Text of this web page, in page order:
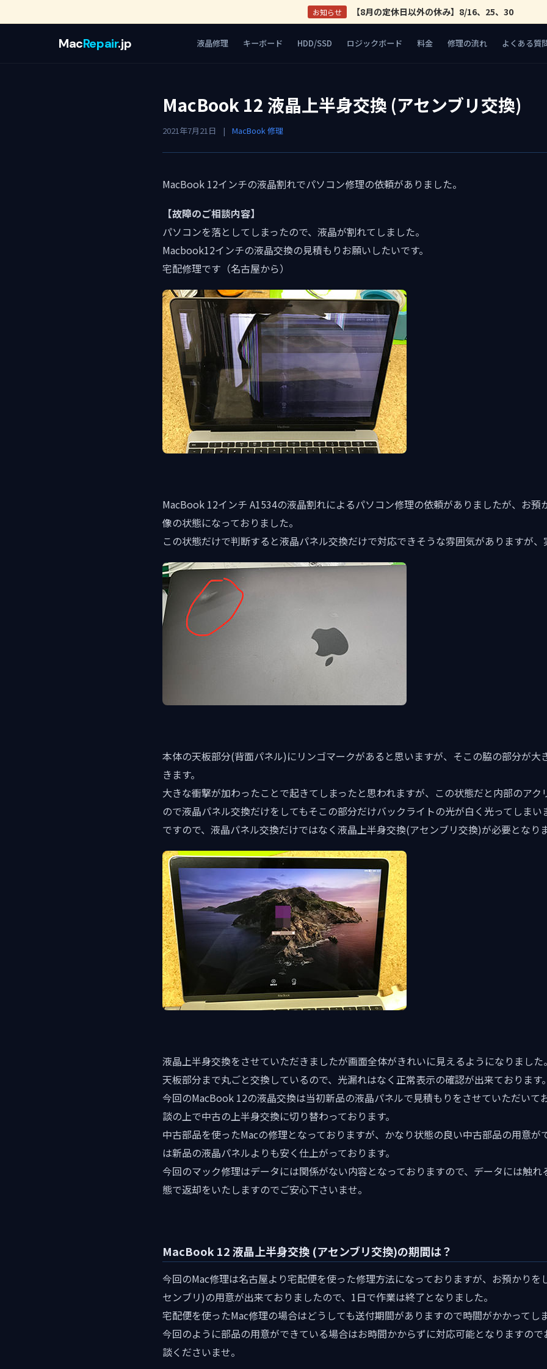
お知らせ 【8月の定休日以外の休み】8/16、25、30
MacRepair.jp 液晶修理 キーボード HDD/SSD ロジックボード 料金 修理の流れ よくある質
MacBook 12 液晶上半身交換 (アセンブリ交換)
2021年7月21日 | MacBook 修理
MacBook 12インチの液晶割れでパソコン修理の依頼がありました。
【故障のご相談内容】
パソコンを落としてしまったので、液晶が割れてしました。
Macbook12インチの液晶交換の見積もりお願いしたいです。
宅配修理です（名古屋から）
MacBook 12インチ A1534の液晶割れによるパソコン修理の依頼がありましたが、お預
像の状態になっておりました。
この状態だけで判断すると液晶パネル交換だけで対応できそうな雰囲気がありますが、
本体の天板部分(背面パネル)にリンゴマークがあると思いますが、そこの脇の部分が大
きます。
大きな衝撃が加わったことで起きてしまったと思われますが、この状態だと内部のアク
ので液晶パネル交換だけをしてもそこの部分だけバックライトの光が白く光ってしまい
ですので、液晶パネル交換だけではなく液晶上半身交換(アセンブリ交換)が必要となりま
液晶上半身交換をさせていただきましたが画面全体がきれいに見えるようになりました。
天板部分まで丸ごと交換しているので、光漏れはなく正常表示の確認が出来ております。
今回のMacBook 12の液晶交換は当初新品の液晶パネルで見積もりをさせていただいて
談の上で中古の上半身交換に切り替わっております。
中古部品を使ったMacの修理となっておりますが、かなり状態の良い中古部品の用意が
は新品の液晶パネルよりも安く仕上がっております。
今回のマック修理はデータには関係がない内容となっておりますので、データには触
態で返却をいたしますのでご安心下さいませ。
MacBook 12 液晶上半身交換 (アセンブリ交換)の期間は？
今回のMac修理は名古屋より宅配便を使った修理方法になっておりますが、お預かりを
センブリ)の用意が出来ておりましたので、1日で作業は終了となりました。
宅配便を使ったMac修理の場合はどうしても送付期間がありますので時間がかかってし
今回のように部品の用意ができている場合はお時間かからずに対応可能となりますの
談くださいませ。